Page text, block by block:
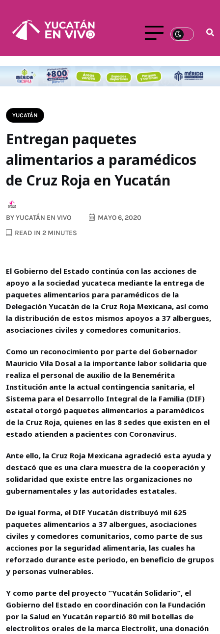
YUCATÁN
Entregan paquetes
alimentarios a paramédicos
de Cruz Roja en Yucatán
BYYUCATÁN EN VIVO
MAYO 6, 2020
READ IN 2 MINUTES
El Gobierno del Estado continúa con las acciones de
apoyo a la sociedad yucateca mediante la entrega de
paquetes alimentarios para paramédicos de la
Delegación Yucatán de la Cruz Roja Mexicana, así como
la distribución de estos mismos apoyos a 37 albergues,
asociaciones civiles y comedores comunitarios.
Como un reconocimiento por parte del Gobernador
Mauricio Vila Dosal a la importante labor solidaria que
realiza el personal de auxilio de la Benemérita
Institución ante la actual contingencia sanitaria, el
Sistema para el Desarrollo Integral de la Familia (DIF)
estatal otorgó paquetes alimentarios a paramédicos
de la Cruz Roja, quienes en las 8 sedes que existen en el
estado atienden a pacientes con Coronavirus.
Ante ello, la Cruz Roja Mexicana agradeció esta ayuda y
destacó que es una clara muestra de la cooperación y
solidaridad que existe entre las organizaciones no
gubernamentales y las autoridades estatales.
De igual forma, el DIF Yucatán distribuyó mil 625
paquetes alimentarios a 37 albergues, asociaciones
civiles y comedores comunitarios, como parte de sus
acciones por la seguridad alimentaria, las cuales ha
reforzado durante este periodo, en beneficio de grupos
y personas vulnerables.
Y como parte del proyecto “Yucatán Solidario”, el
Gobierno del Estado en coordinación con la Fundación
por la Salud en Yucatán repartió 80 mil botellas de
electrolitos orales de la marca Electrolit, una donación